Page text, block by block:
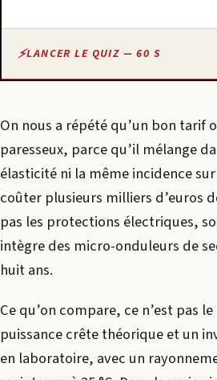
LANCER LE QUIZ — 60 S
On nous a répété qu’un bon tarif
paresseux, parce qu’il mélange
élasticité ni la même incidence
coûter plusieurs milliers d’euros
pas les protections électriques,
intègre des micro-onduleurs de
huit ans.
Ce qu’on compare, ce n’est pas
puissance crête théorique et un
en laboratoire, avec un